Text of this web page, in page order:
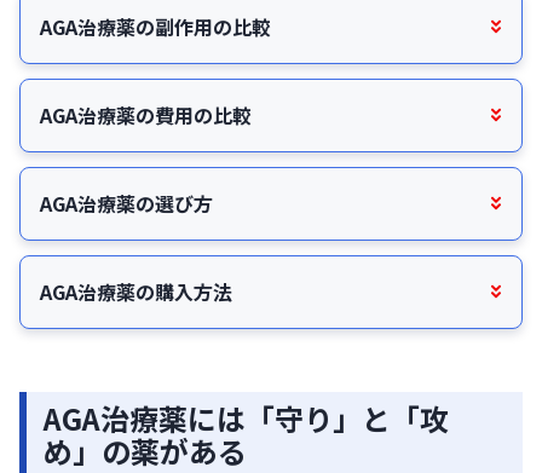
AGA治療薬の副作用の比較
AGA治療薬の費用の比較
AGA治療薬の選び方
AGA治療薬の購入方法
AGA治療薬には「守り」と「攻
め」の薬がある